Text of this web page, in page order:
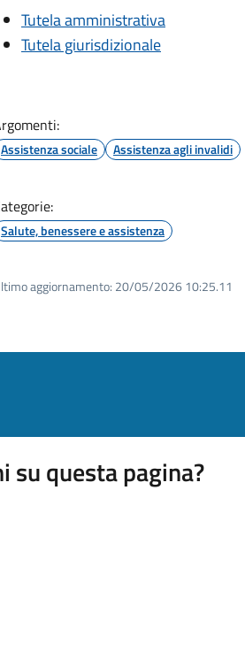
Tutela amministrativa
Tutela giurisdizionale
Assistenza sociale Assistenza agli invalidi
Salute, benessere e assistenza
aggiornamento: 20/05/2026 10:25.11
su questa pagina?